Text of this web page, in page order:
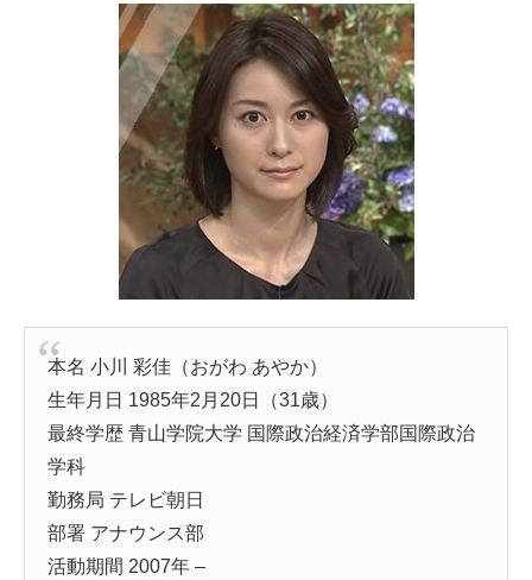
本名 小川 彩佳（おがわ あやか）
生年月日 1985年2月20日（31歳）
最終学歴 青山学院大学 国際政治経済学部国際政治
学科
勤務局 テレビ朝日
部署 アナウンス部
活動期間 2007年 –